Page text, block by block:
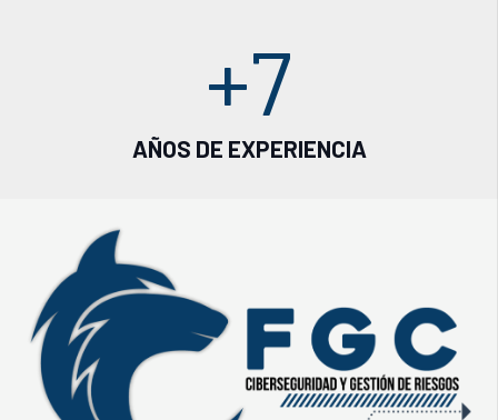
+7
AÑOS DE EXPERIENCIA